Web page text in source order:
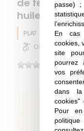
passe)
En cas
cookies,
site
pourrez
vos
dans la
Pour
de fêta,
huile d’olive
PLAT Eté
Olive
(0)